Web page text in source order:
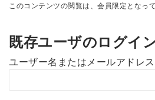
このコンテンツの閲覧は、会員限定となっ
既存ユーザのログイ
ユーザー名またはメールアドレス